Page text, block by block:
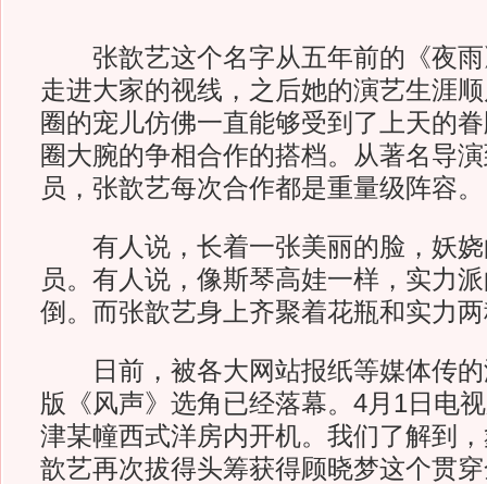
张歆艺这个名字从五年前的《夜雨
走进大家的视线，之后她的演艺生涯
圈的宠儿仿佛一直能够受到了上天的
圈大腕的争相合作的搭档。从著名导
员，张歆艺每次合作都是重量级阵容。
有人说，长着一张美丽的脸，妖娆
员。有人说，像斯琴高娃一样，实力
倒。而张歆艺身上齐聚着花瓶和实力
日前，被各大网站报纸等媒体传的
版《风声》选角已经落幕。4月1日电
津某幢西式洋房内开机。我们了解到
歆艺再次拔得头筹获得顾晓梦这个贯